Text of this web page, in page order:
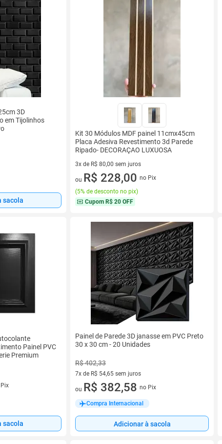
3D
em Tijolinhos
sacola
Kit 30 Módulos MDF painel 11cmx45cm
Placa Adesiva Revestimento 3d Parede
Ripado- DECORAÇAO LUXUOSA
3x de R$ 80,00 sem juros
3 vez de R$ 80,00 sem juros
ou R$ 228,00 no Pix
(5% de desconto no pix)
Cupom R$ 20 OFF
Painel PVC
Premium
sacola
Painel de Parede 3D janasse em PVC Preto
30 x 30 cm - 20 Unidades
R$ 402,33
7x de R$ 54,65 sem juros
7 vez de R$ 54,65 sem juros
ou R$ 382,58 no Pix
Compra Internacional
Adicionar à sacola